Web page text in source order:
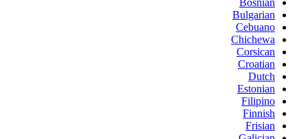
Bosnian
Bulgarian
Cebuano
Chichewa
Corsican
Croatian
Dutch
Estonian
Filipino
Finnish
Frisian